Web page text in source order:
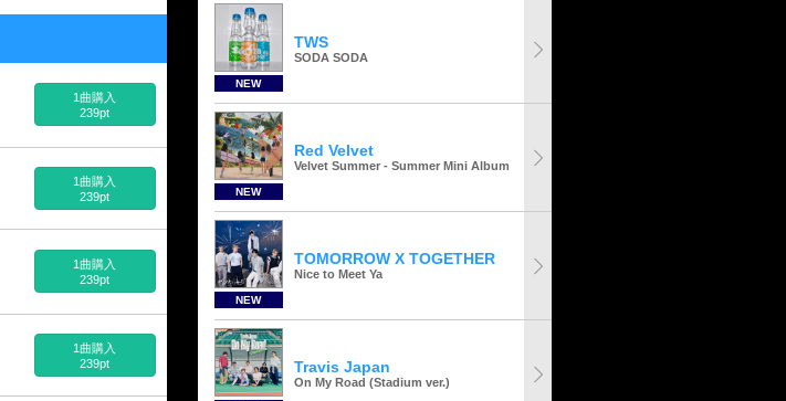
1曲購入
239pt
1曲購入
239pt
1曲購入
239pt
1曲購入
239pt
NEW
TWS
SODA SODA
NEW
Red Velvet
Velvet Summer - Summer Mini Album
NEW
TOMORROW X TOGETHER
Nice to Meet Ya
Travis Japan
On My Road (Stadium ver.)